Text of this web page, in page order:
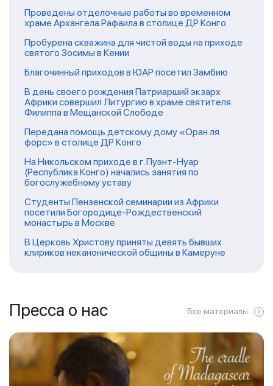
Проведены отделочные работы во временном
храме Архангела Рафаила в столице ДР Конго
Пробурена скважина для чистой воды на приходе
святого Зосимы в Кении
Благочинный приходов в ЮАР посетил Замбию
В день своего рождения Патриарший экзарх
Африки совершил Литургию в храме святителя
Филиппа в Мещанской Слободе
Передана помощь детскому дому «Оран ля
форс» в столице ДР Конго
На Никольском приходе в г. Пуэнт-Нуар
(Республика Конго) начались занятия по
богослужебному уставу
Студенты Пензенской семинарии из Африки
посетили Богородице-Рождественский
монастырь в Москве
В Церковь Христову приняты девять бывших
клириков неканонической общины в Камеруне
Пресса о нас Все материалы